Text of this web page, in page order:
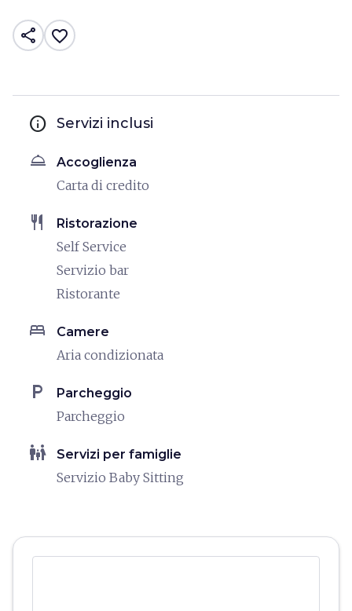
share favorite_border
info Servizi inclusi
room_service Accoglienza
Carta di credito
restaurant Ristorazione
Self Service
Servizio bar
Ristorante
bed Camere
Aria condizionata
local_parking Parcheggio
Parcheggio
family_restroom Servizi per famiglie
Servizio Baby Sitting